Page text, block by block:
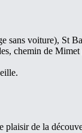
voiture), St
chemin de
de la